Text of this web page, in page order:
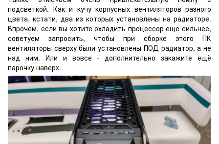
подсветкой. Как и кучу корпусных вентиляторов разного
цвета, кстати, два из которых установлены на радиаторе.
Впрочем, если вы хотите охладить процессор еще сильнее,
советуем запросить, чтобы при сборке этого ПК
вентиляторы сверху были установлены ПОД радиатор, а не
над ним. Или и вовсе - дополнительно закажите ещё
парочку наверх.